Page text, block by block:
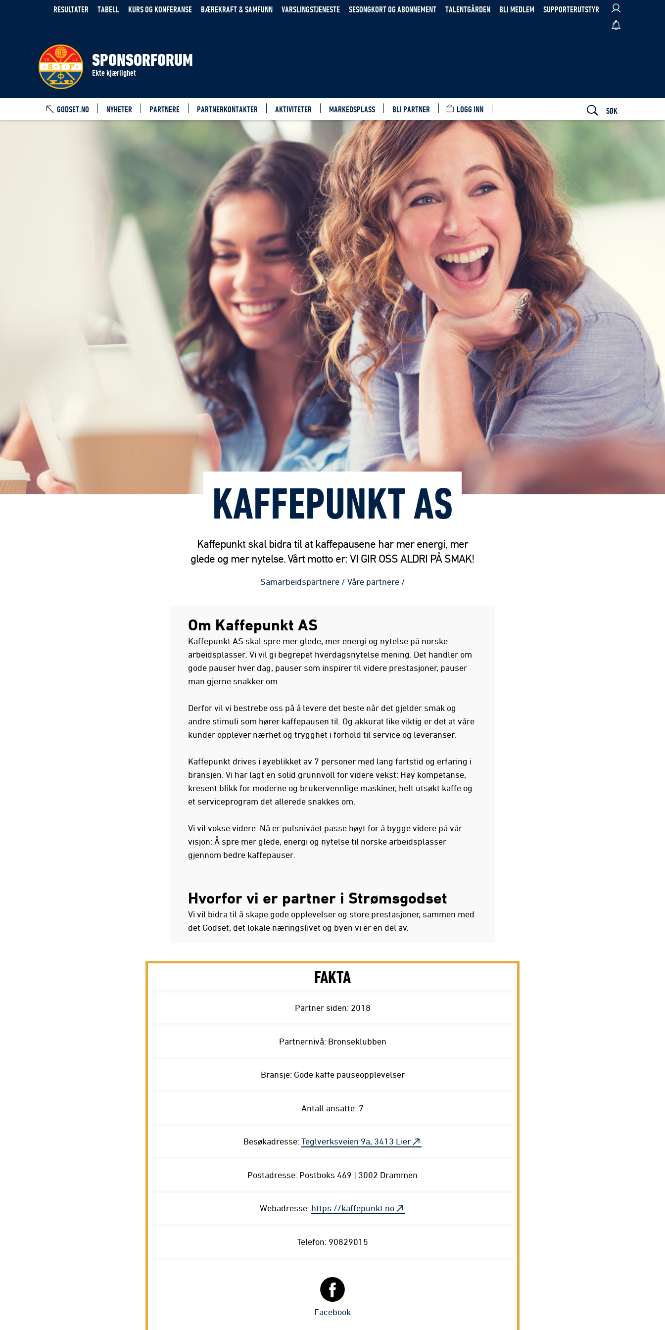
RESULTATER TABELL KURS OG KONFERANSE BÆREKRAFT & SAMFUNN VARSLINGSTJENESTE SESONGKORT OG ABONNEMENT TALENTGÅRDEN BLI MEDLEM SUPPORTERUTSTYR
SPONSORFORUM
Ekte kjærlighet
GODSET.NO NYHETER PARTNERE PARTNERKONTAKTER AKTIVITETER MARKEDSPLASS BLI PARTNER LOGG INN SØK
KAFFEPUNKT AS
Kaffepunkt skal bidra til at kaffepausene har mer energi, mer
glede og mer nytelse. Vårt motto er: VI GIR OSS ALDRI PÅ SMAK!
Samarbeidspartnere / Våre partnere /
Om Kaffepunkt AS
Kaffepunkt AS skal spre mer glede, mer energi og nytelse på norske
arbeidsplasser. Vi vil gi begrepet hverdagsnytelse mening. Det handler om
gode pauser hver dag, pauser som inspirer til videre prestasjoner, pauser
man gjerne snakker om.
Derfor vil vi bestrebe oss på å levere det beste når det gjelder smak og
andre stimuli som hører kaffepausen til. Og akkurat like viktig er det at våre
kunder opplever nærhet og trygghet i forhold til service og leveranser.
Kaffepunkt drives i øyeblikket av 7 personer med lang fartstid og erfaring i
bransjen. Vi har lagt en solid grunnvoll for videre vekst: Høy kompetanse,
kresent blikk for moderne og brukervennlige maskiner, helt utsøkt kaffe og
et serviceprogram det allerede snakkes om.
Vi vil vokse videre. Nå er pulsnivået passe høyt for å bygge videre på vår
visjon: Å spre mer glede, energi og nytelse til norske arbeidsplasser
gjennom bedre kaffepauser.
Hvorfor vi er partner i Strømsgodset
Vi vil bidra til å skape gode opplevelser og store prestasjoner, sammen med
det Godset, det lokale næringslivet og byen vi er en del av.
FAKTA
Partner siden: 2018
Partnernivå: Bronseklubben
Bransje: Gode kaffe pauseopplevelser
Antall ansatte: 7
Besøkadresse: Teglverksveien 9a, 3413 Lier
Postadresse: Postboks 469 | 3002 Drammen
Webadresse: https://kaffepunkt.no
Telefon: 90829015
Facebook